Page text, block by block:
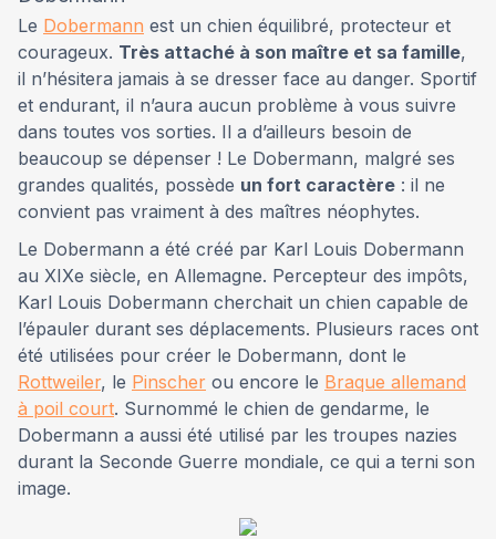
Le Dobermann est un chien équilibré, protecteur et
courageux. Très attaché à son maître et sa famille,
il n’hésitera jamais à se dresser face au danger. Sportif
et endurant, il n’aura aucun problème à vous suivre
dans toutes vos sorties. Il a d’ailleurs besoin de
beaucoup se dépenser ! Le Dobermann, malgré ses
grandes qualités, possède un fort caractère : il ne
convient pas vraiment à des maîtres néophytes.
Le Dobermann a été créé par Karl Louis Dobermann
au XIXe siècle, en Allemagne. Percepteur des impôts,
Karl Louis Dobermann cherchait un chien capable de
l’épauler durant ses déplacements. Plusieurs races ont
été utilisées pour créer le Dobermann, dont le
Rottweiler, le Pinscher ou encore le Braque allemand
à poil court. Surnommé le chien de gendarme, le
Dobermann a aussi été utilisé par les troupes nazies
durant la Seconde Guerre mondiale, ce qui a terni son
image.